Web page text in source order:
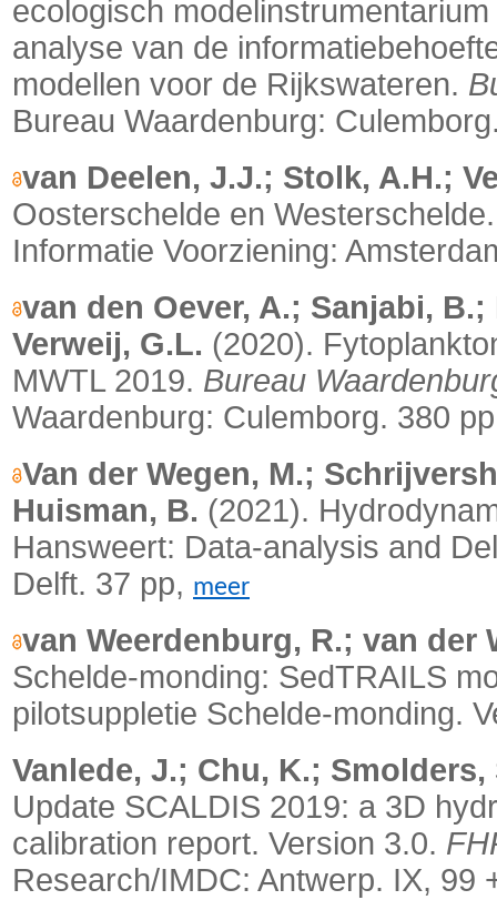
ecologisch
analyse van de
modellen voor de Rijkswateren.
Bureau Waardenburg:
van Deelen, J.J.; Stolk, A.H.;
Oosterschelde en
Informatie Voorziening:
van den Oever, A.; Sanjabi,
Verweij, G.L. (2020).
MWTL 2019. Bureau
Waardenburg: Culemborg. 380
Van der Wegen, M.;
Huisman, B. (2021).
Hansweert: Data-analysis and
Delft. 37 pp, meer
van Weerdenburg, R.; van der
Schelde-monding: SedTRAILS
pilotsuppletie Schelde-monding.
Vanlede, J.; Chu, K.;
Update SCALDIS 2019: a 3D
calibration report. Version 3.0.
Research/IMDC: Antwerp. IX, 99